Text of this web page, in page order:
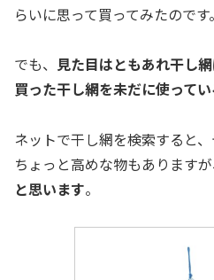
らいに思って買ってみたのです。
でも、 見た目はともあれ干し
買った干し網を未だに使って
ネットで干し網を検索すると
ちょっと高めな物もありますが
と思います。